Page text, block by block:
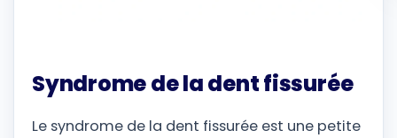
Syndrome de la dent fissurée
Le syndrome de la dent fissurée est une petite